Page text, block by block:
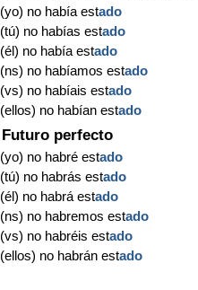
(yo) no había estado
(tú) no habías estado
(él) no había estado
(ns) no habíamos estado
(vs) no habíais estado
(ellos) no habían estado
Futuro perfecto
(yo) no habré estado
(tú) no habrás estado
(él) no habrá estado
(ns) no habremos estado
(vs) no habréis estado
(ellos) no habrán estado